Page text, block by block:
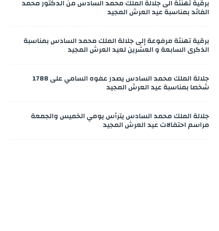
برقية تهنئة الى جلالة الملك محمد السادس من الدكتور محمد
الفائد بمناسبة عيد العرش المجيد
برقية تهنئة مرفوعة إلى جلالة الملك محمد السادس بمناسبة
الذكرى السابعة و العشرين لعيد العرش المجيد
جلالة الملك محمد السادس يصدر عفوه السامي على 1788
شخصا بمناسبة عيد العرش المجيد
جلالة الملك محمد السادس يترأس يومي الخميس والجمعة
مراسم احتفالات عيد العرش المجيد